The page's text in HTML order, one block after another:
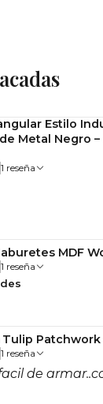
detalles
técnico o a
en
Estilo
Metal Negro
1 reseña
MDF
1 reseña
Tulip Patchwork
1 reseña
de